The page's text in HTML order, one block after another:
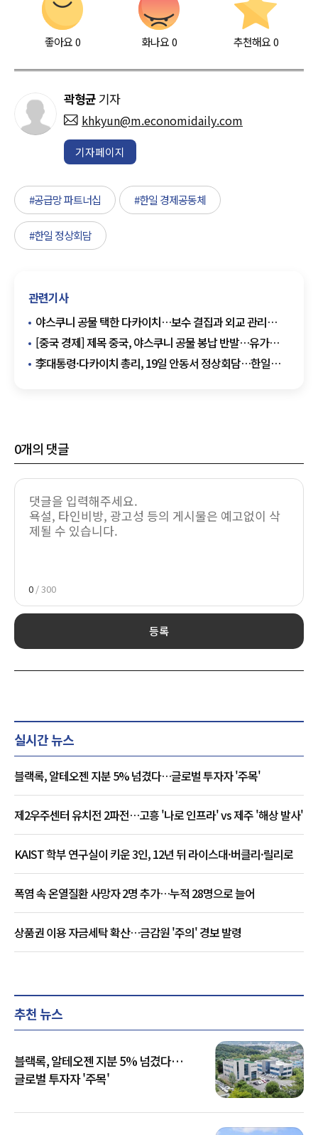
좋아요0 화나요0 추천해요 0
곽형균 기자
khkyun@m.economidaily.com
기자페이지
#공급망 파트너십 #한일 경제공동체
#한일 정상회담
관련기사
야스쿠니 공물 택한 다카이치…보수 결집과 외교 관리
노렸다
[중국 경제] 제목 중국, 야스쿠니 공물 봉납 반발…유가
인하·소비 이슈도 동시 부각
李대통령·다카이치 총리, 19일 안동서 정상회담…한일
0개의 댓글
0 / 300
등록
실시간 뉴스
블랙록, 알테오젠 지분 5% 넘겼다…글로벌 투자자 '주목'
제2우주센터 유치전 2파전…고흥 '나로 인프라' vs 제주 '해상 발사'
KAIST 학부 연구실이 키운 3인, 12년 뒤 라이스대·버클리·릴리로
폭염 속 온열질환 사망자 2명 추가…누적 28명으로 늘어
상품권 이용 자금세탁 확산…금감원 '주의' 경보 발령
추천 뉴스
블랙록, 알테오젠 지분 5% 넘겼다…
글로벌 투자자 '주목'